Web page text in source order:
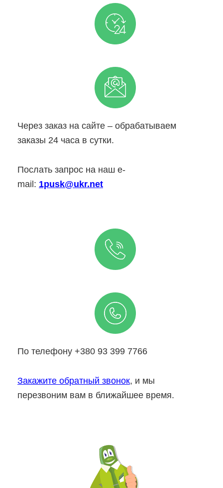
Через заказ на сайте – обрабатываем
заказы 24 часа в сутки.
Послать запрос на наш e-
mail: 1pusk@ukr.net
По телефону +380 93 399 7766
Закажите обратный звонок, и мы
перезвоним вам в ближайшее время.